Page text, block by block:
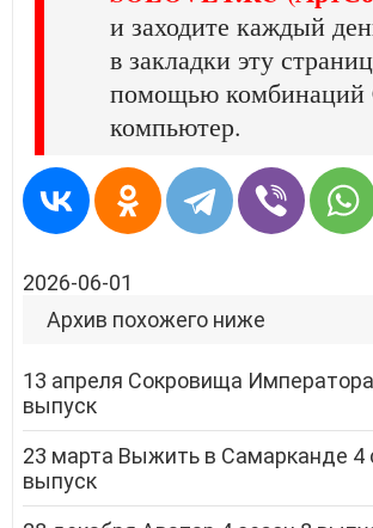
и заходите каждый
в закладки эту
помощью комбинаций
компьютер.
2026-06-01
Архив похожего ниже
13 апреля Сокровища
выпуск
23 марта Выжить в Самарканде 4
выпуск